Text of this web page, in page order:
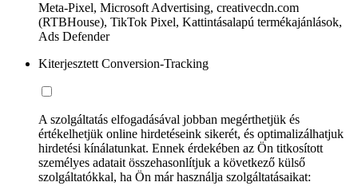
Meta-Pixel, Microsoft Advertising, creativecdn.com
(RTBHouse), TikTok Pixel, Kattintásalapú termékajánlások,
Ads Defender
Kiterjesztett Conversion-Tracking
A szolgáltatás elfogadásával jobban megérthetjük és
értékelhetjük online hirdetéseink sikerét, és optimalizálhatjuk
hirdetési kínálatunkat. Ennek érdekében az Ön titkosított
személyes adatait összehasonlítjuk a következő külső
szolgáltatókkal, ha Ön már használja szolgáltatásaikat: